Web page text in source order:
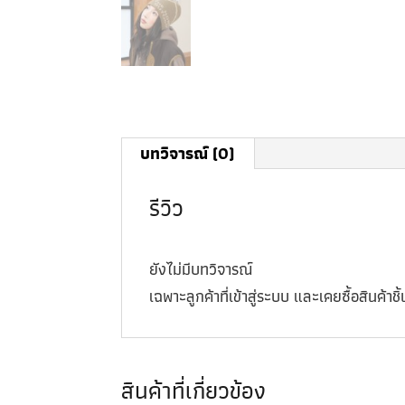
บทวิจารณ์ (0)
รีวิว
ยังไม่มีบทวิจารณ์
เฉพาะลูกค้าที่เข้าสู่ระบบ และเคยซื้อสินค้
สินค้าที่เกี่ยวข้อง